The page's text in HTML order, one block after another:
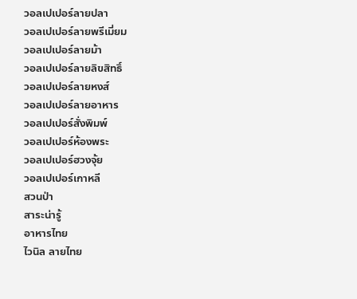
วอลเปเปอร์ลายปลา
วอลเปเปอร์ลายพรีเมี่ยม
วอลเปเปอร์ลายม้า
วอลเปเปอร์ลายลิขสิทธิ์
วอลเปเปอร์ลายหงส์
วอลเปเปอร์ลายอาหาร
วอลเปเปอร์สั่งพิมพ์
วอลเปเปอร์ห้องพระ
วอลเปเปอร์ฮวงจุ้ย
วอลเปเปอร์เกาหลี
สวนป่า
สาระน่ารู้
อาหารไทย
ไวนิล ลายไทย